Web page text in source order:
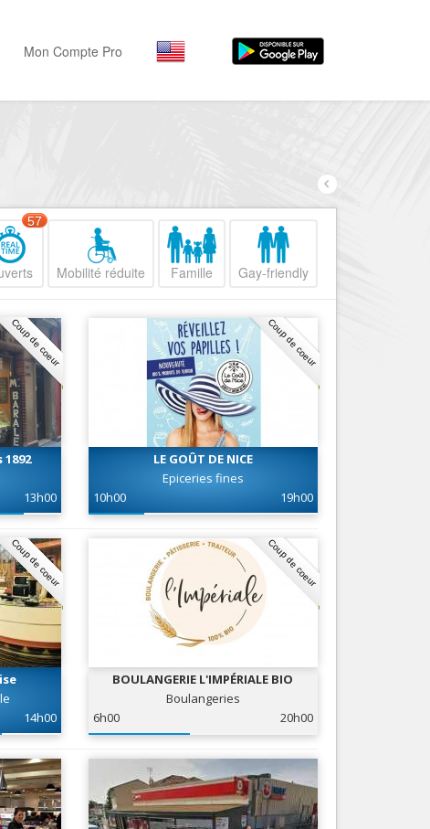
Musées, ...
Sortir
Commerces
Loisirs
Plages, sports, ...
Services
Tourisme, ...
Nice Promenade du
Nice le Port
Nice le Vieux Nice
Nice les Collines Niçoises
Nice le petit Marais Niçois
Nice la plaine du Var
Mon Compte Pro
57
Mobilité réduite Famille Gay-friendly
Coup de coeur
1892
13h00
Coup de coeur
LE GOÛT DE NICE
Epiceries fines
10h00
19h00
Coup de coeur
14h00
Coup de coeur
BOULANGERIE L'IMPÉRIALE BIO
Boulangeries
6h00
20h00